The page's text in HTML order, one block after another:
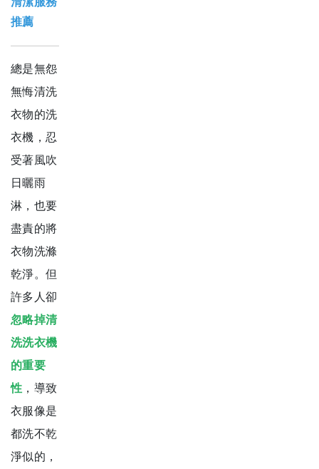
推薦
總是無怨
無悔清洗
衣物的洗
衣機，忍
受著風吹
日曬雨
淋，也要
盡責的將
衣物洗滌
乾淨。但
許多人卻
忽略掉清
洗洗衣機
的重要
性 ，導致
衣服像是
都洗不乾
淨似的，